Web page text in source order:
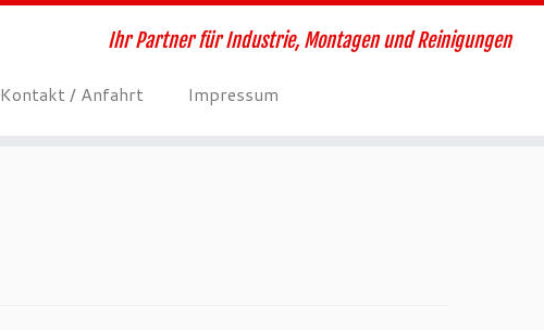
Ihr Partner für Industrie, Montagen und Reinigungen
Kontakt / Anfahrt Impressum